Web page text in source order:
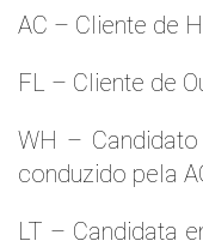
AC – Cliente de
FL – Cliente de
WH –
conduzido pela
LT – Candidata